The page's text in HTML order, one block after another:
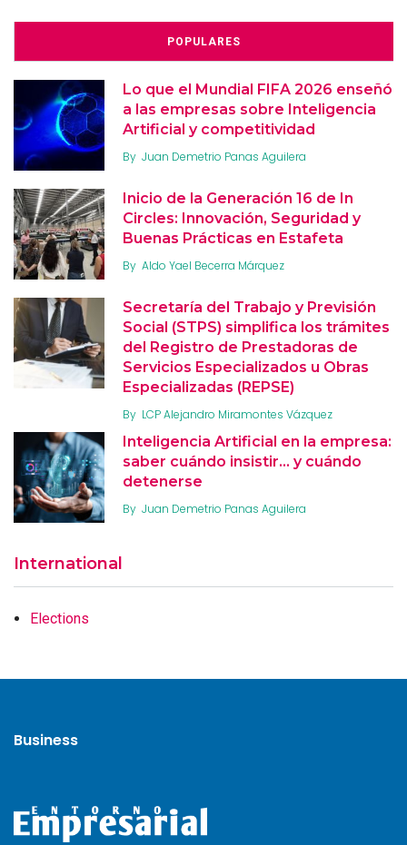
POPULARES
Lo que el Mundial FIFA 2026 enseñó
a las empresas sobre Inteligencia
Artificial y competitividad
By Juan Demetrio Panas Aguilera
Inicio de la Generación 16 de In
Circles: Innovación, Seguridad y
Buenas Prácticas en Estafeta
By Aldo Yael Becerra Márquez
Secretaría del Trabajo y Previsión
Social (STPS) simplifica los trámites
del Registro de Prestadoras de
Servicios Especializados u Obras
Especializadas (REPSE)
By LCP Alejandro Miramontes Vázquez
Inteligencia Artificial en la empresa:
saber cuándo insistir… y cuándo
detenerse
By Juan Demetrio Panas Aguilera
International
Elections
Business